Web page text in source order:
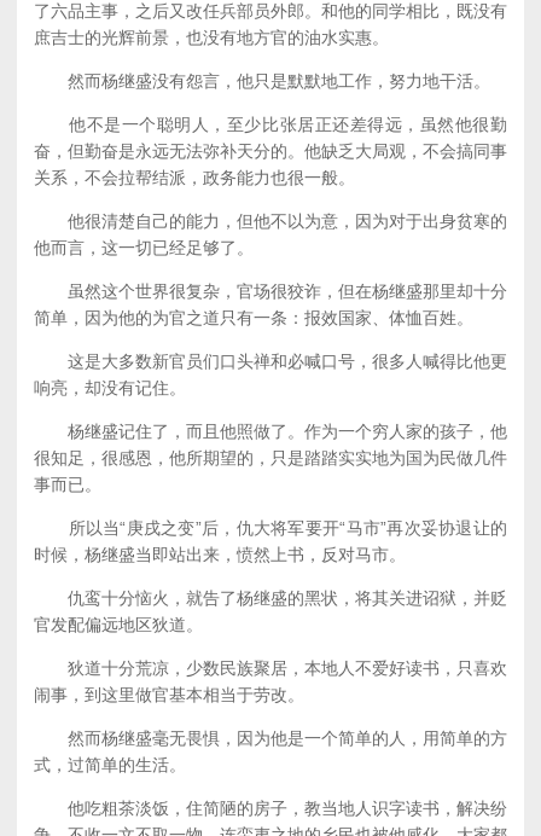
了六品主事，之后又改任兵部员外郎。和他的同学相比，既没有
庶吉士的光辉前景，也没有地方官的油水实惠。
然而杨继盛没有怨言，他只是默默地工作，努力地干活。
他不是一个聪明人，至少比张居正还差得远，虽然他很勤
奋，但勤奋是永远无法弥补天分的。他缺乏大局观，不会搞同事
关系，不会拉帮结派，政务能力也很一般。
他很清楚自己的能力，但他不以为意，因为对于出身贫寒的
他而言，这一切已经足够了。
虽然这个世界很复杂，官场很狡诈，但在杨继盛那里却十分
简单，因为他的为官之道只有一条：报效国家、体恤百姓。
这是大多数新官员们口头禅和必喊口号，很多人喊得比他更
响亮，却没有记住。
杨继盛记住了，而且他照做了。作为一个穷人家的孩子，他
很知足，很感恩，他所期望的，只是踏踏实实地为国为民做几件
事而已。
所以当“庚戌之变”后，仇大将军要开“马市”再次妥协退让的
时候，杨继盛当即站出来，愤然上书，反对马市。
仇鸾十分恼火，就告了杨继盛的黑状，将其关进诏狱，并贬
官发配偏远地区狄道。
狄道十分荒凉，少数民族聚居，本地人不爱好读书，只喜欢
闹事，到这里做官基本相当于劳改。
然而杨继盛毫无畏惧，因为他是一个简单的人，用简单的方
式，过简单的生活。
他吃粗茶淡饭，住简陋的房子，教当地人识字读书，解决纷